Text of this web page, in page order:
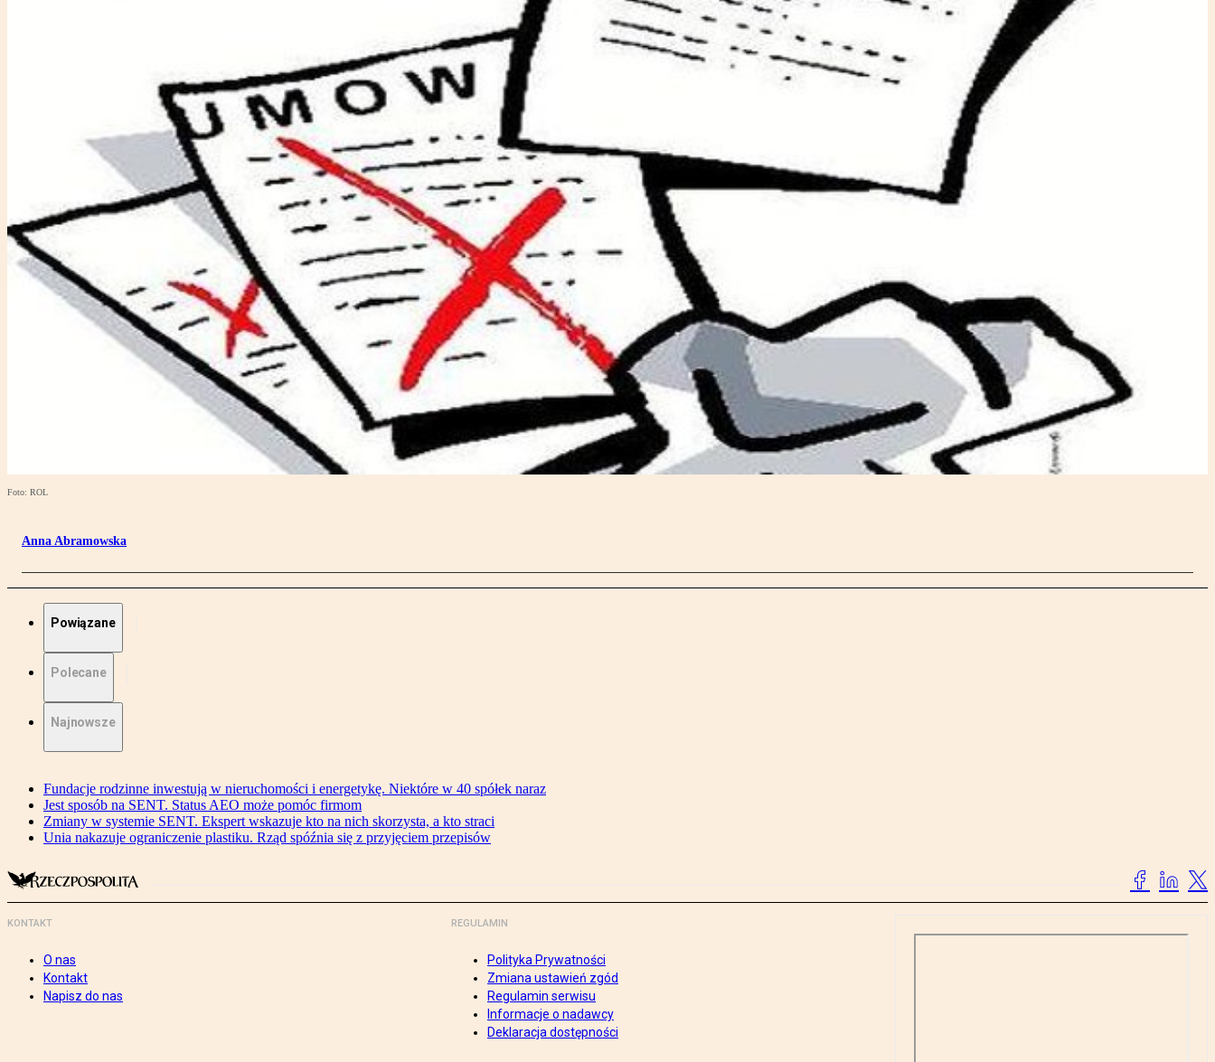
Foto: ROL
Anna Abramowska
Powiązane
Polecane
Najnowsze
Fundacje rodzinne inwestują w nieruchomości i energetykę. Niektóre w 40 spółek naraz
Jest sposób na SENT. Status AEO może pomóc firmom
Zmiany w systemie SENT. Ekspert wskazuje kto na nich skorzysta, a kto straci
Unia nakazuje ograniczenie plastiku. Rząd spóźnia się z przyjęciem przepisów
KONTAKT
O nas
Kontakt
Napisz do nas
REGULAMIN
Polityka Prywatności
Zmiana ustawień zgód
Regulamin serwisu
Informacje o nadawcy
Deklaracja dostępności